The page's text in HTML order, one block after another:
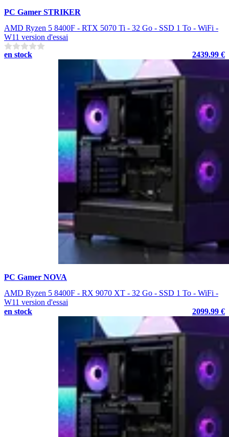
PC Gamer STRIKER
AMD Ryzen 5 8400F - RTX 5070 Ti - 32 Go - SSD 1 To - WiFi -
W11 version d'essai
en stock
2439.99 €
PC Gamer NOVA
AMD Ryzen 5 8400F - RX 9070 XT - 32 Go - SSD 1 To - WiFi -
W11 version d'essai
en stock
2099.99 €